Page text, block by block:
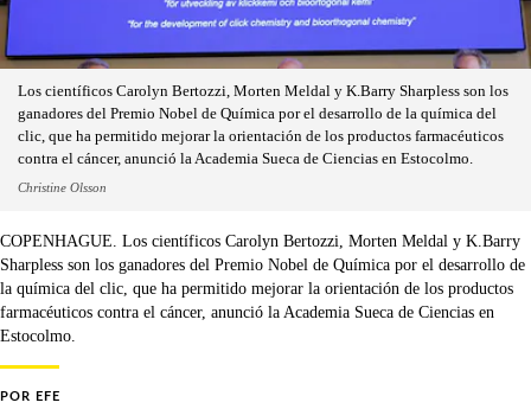
Los científicos Carolyn Bertozzi, Morten Meldal y K.Barry Sharpless son los
ganadores del Premio Nobel de Química por el desarrollo de la química del
clic, que ha permitido mejorar la orientación de los productos farmacéuticos
contra el cáncer, anunció la Academia Sueca de Ciencias en Estocolmo.
Christine Olsson
COPENHAGUE. Los científicos Carolyn Bertozzi, Morten Meldal y K.Barry
Sharpless son los ganadores del Premio Nobel de Química por el desarrollo de
la química del clic, que ha permitido mejorar la orientación de los productos
farmacéuticos contra el cáncer, anunció la Academia Sueca de Ciencias en
Estocolmo.
POR EFE